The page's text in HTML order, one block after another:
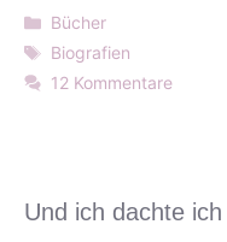
Kategorien
Bücher
Schlagwörter
Biografien
12 Kommentare
Und ich dachte